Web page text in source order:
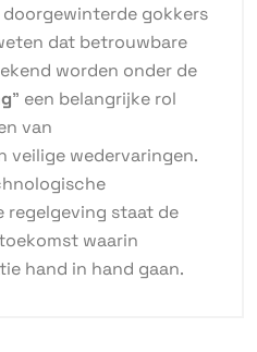
doorgewinterde gokkers
dat betrouwbare
worden onder de
” een belangrijke rol
van
veilige wedervaringen.
staat de
waarin
hand in hand gaan.